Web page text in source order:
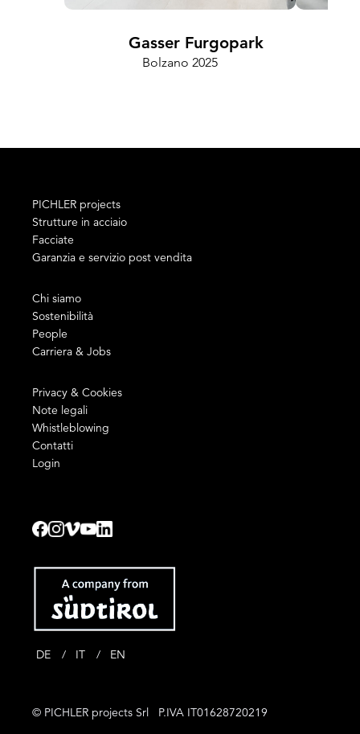
Gasser Furgopark
Bolzano 2025
PICHLER projects
Strutture in acciaio
Facciate
Garanzia e servizio post vendita
Chi siamo
Sostenibilità
People
Carriera & Jobs
Privacy & Cookies
Note legali
Whistleblowing
Contatti
Login
DE IT EN
© PICHLER projects Srl P.IVA IT01628720219